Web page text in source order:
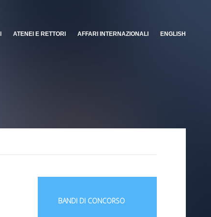
ATENEI E RETTORI AFFARI INTERNAZIONALI ENGLISH
BANDI DI CONCORSO